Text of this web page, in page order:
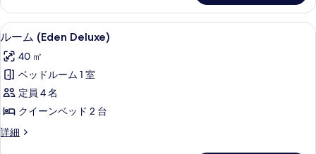
を
表
示
す
る
の
す
べ
て
の
写
真
ー
ム
(Palm
Marvellous
Hollywood)
の
詳
細
ル
ー
ム
(Eden
Deluxe)
の
す
高級寝具、ミニバー、セーフティボ
6
ルーム (Eden Deluxe)
40 ㎡
ベッドルーム 1 室
定員 4 名
クイーンベッド 2 台
詳細
ル